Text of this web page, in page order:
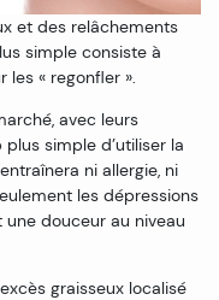
et des relâchements
simple consiste à
« regonfler ».
avec leurs
simple d’utiliser la
ni allergie, ni
les dépressions
douceur au niveau
graisseux localisé